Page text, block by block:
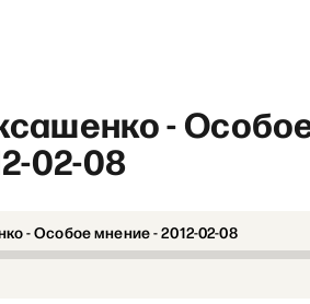
-
02-08
- Особое мнение - 2012-02-08